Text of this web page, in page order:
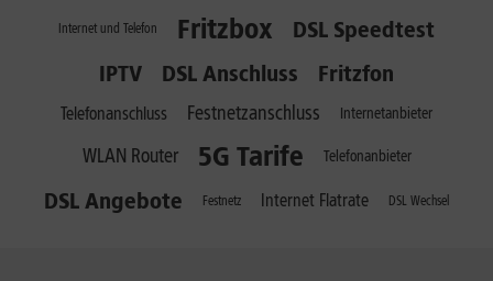
Internet und Telefon Fritzbox
DSL Speedtest
IPTV
DSL Anschluss Fritzfon
Telefonanschluss Festnetzanschluss Internetanbieter
WLAN Router 5G Tarife Telefonanbieter
DSL Angebote Festnetz Internet Flatrate DSL Wechsel